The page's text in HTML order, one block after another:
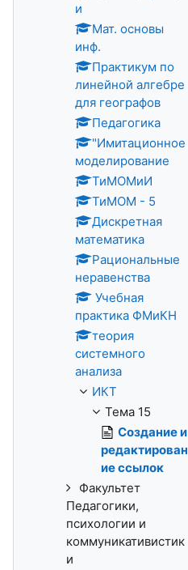
и
Мат. основы
инф.
Практикум по
линейной алгебре
для географов
Педагогика
"Имитационное
моделирование
ТиМОМиИ
ТиМОМ - 5
Дискретная
математика
Рациональные
неравенства
Учебная
практика ФМиКН
теория
системного
анализа
ИКТ
Тема 15
Создание и
редактирован
ие ссылок
Факультет
Педагогики,
психологии и
коммуникативистик
и